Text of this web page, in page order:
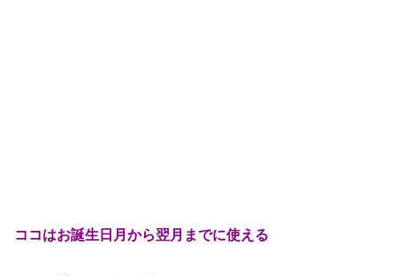
ココはお誕生日月から翌月までに使える